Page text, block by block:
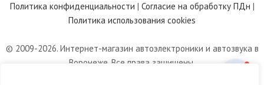
Политика конфиденциальности | Согласие на обработку ПДн |
Политика использования cookies
© 2009-2026. Интернет-магазин автоэлектроники и автозвука в
Воронеже. Все права защищены.